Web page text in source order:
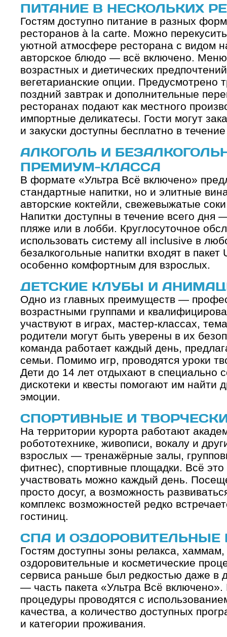
ПИТАНИЕ В НЕСКОЛЬКИХ
Гостям доступно питание в разных
ресторанов à la carte. Можно
уютной атмосфере ресторана с видом
авторское блюдо — всё включено.
возрастных и диетических
вегетарианские опции. Предусмотрено
поздний завтрак и дополнительные
ресторанах подают как местного
импортные деликатесы. Гости могут
и закуски доступны бесплатно в
АЛКОГОЛЬ И
ПРЕМИУМ-КЛАССА
В формате «Ультра Всё включено»
стандартные напитки, но и элитные
авторские коктейли, свежевыжатые
Напитки доступны в течение всего дня
пляже или в лобби. Круглосуточное
использовать систему all inclusive в
безалкогольные напитки входят в пакет
особенно комфортным для взрослых.
ДЕТСКИЕ КЛУБЫ И
Одно из главных преимуществ —
возрастными группами и
участвуют в играх, мастер-классах,
родители могут быть уверены в их
команда работает каждый день,
семьи. Помимо игр, проводятся уроки
Дети до 14 лет отдыхают в специально
дискотеки и квесты помогают им найти
эмоции.
СПОРТИВНЫЕ И
На территории курорта работают
робототехнике, живописи, вокалу и
взрослых — тренажёрные залы,
фитнес), спортивные площадки. Всё это
участвовать можно каждый день.
просто досуг, а возможность
комплекс возможностей редко
гостиниц.
СПА И ОЗДОРОВИТЕЛЬНЫЕ
Гостям доступны зоны релакса,
оздоровительные и косметические
сервиса раньше был редкостью даже в
— часть пакета «Ультра Всё
процедуры проводятся с
качества, а количество доступных
и категории проживания.